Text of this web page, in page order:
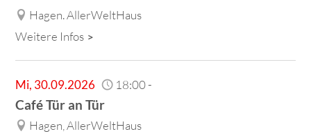
Hagen. AllerWeltHaus
Weitere Infos
Mi, 30.09.2026 18:00-
Café Tür an Tür
Hagen, AllerWeltHaus